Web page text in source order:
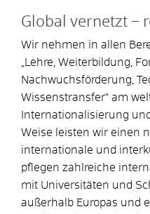
Global vernetzt –
Wir nehmen in allen
„Lehre, Weiterbildung,
Nachwuchsförderung,
Wissenstransfer“ am
Internationalisierung
Weise leisten wir einen
internationale und
pflegen zahlreiche
mit Universitäten und
außerhalb Europas und